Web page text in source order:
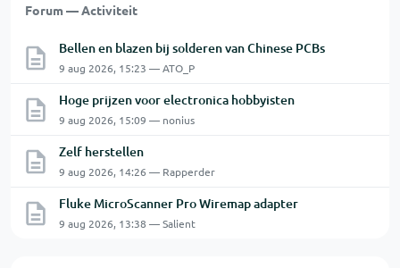
Forum — Activiteit
Bellen en blazen bij solderen van Chinese PCBs
9 aug 2026, 15:23 — ATO_P
Hoge prijzen voor electronica hobbyisten
9 aug 2026, 15:09 — nonius
Zelf herstellen
9 aug 2026, 14:26 — Rapperder
Fluke MicroScanner Pro Wiremap adapter
9 aug 2026, 13:38 — Salient